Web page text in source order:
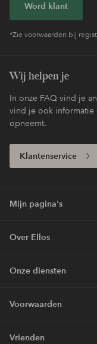
Word klant
*Zie voorwaarden bij
Wij helpen je
In onze FAQ vind je
vind je ook informatie
opneemt.
Klantenservice
Mijn pagina's
Over Ellos
Onze diensten
Voorwaarden
Vrienden